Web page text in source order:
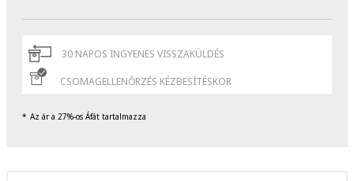
30 NAPOS INGYENES VISSZAKÜLDÉS
CSOMAGELLENŐRZÉS KÉZBESÍTÉSKOR
Az ár a 27%-os Áfát tartalmazza